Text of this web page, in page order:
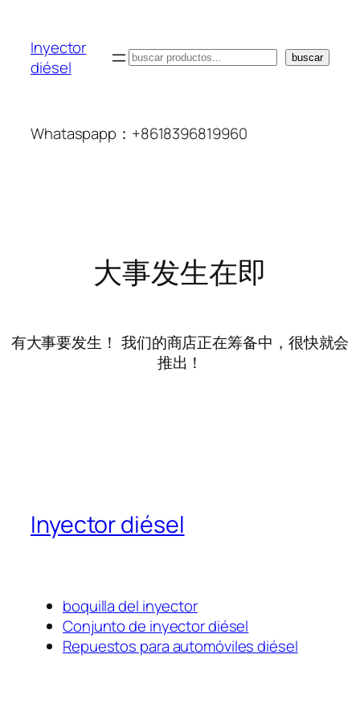
Inyector
diésel
搜
buscar
Whataspapp：+8618396819960
大事发生在即
有大事要发生！ 我们的商店正在筹备中，很快就会
推出！
Inyector diésel
boquilla del inyector
Conjunto de inyector diésel
Repuestos para automóviles diésel